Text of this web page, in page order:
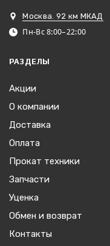
Москва. 92 км МКАД
Пн-Вс 8:00–22:00
РАЗДЕЛЫ
Акции
О компании
Доставка
Оплата
Прокат техники
Запчасти
Уценка
Обмен и возврат
Контакты